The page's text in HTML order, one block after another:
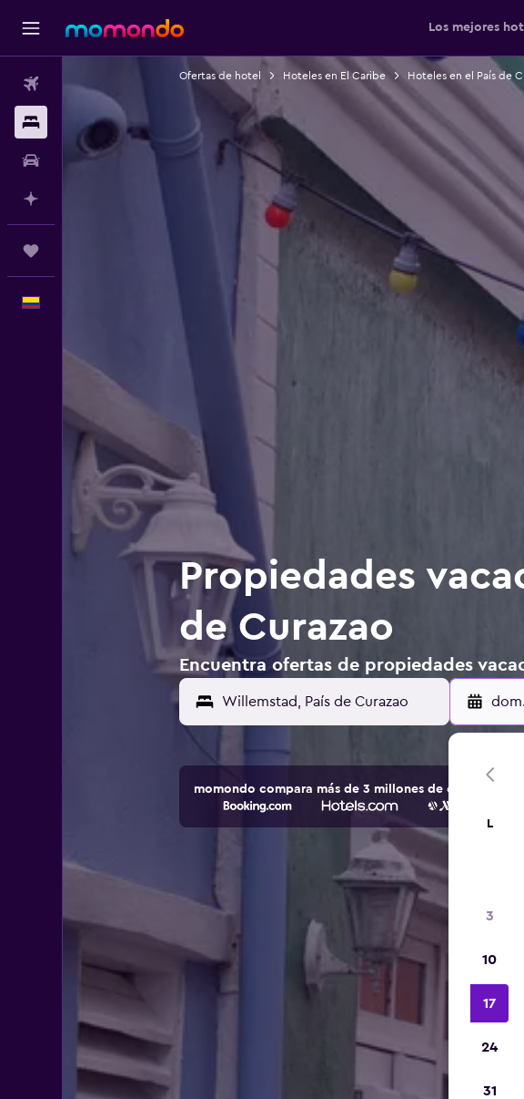
Los mejores
Vuelos
Alojamientos
Carros
Ofertas de hotel Hoteles en El Caribe Hoteles en el País de
Propiedades
de Curazao
Encuentra ofertas de propiedades
momondo compara más de 3 millones de opciones de
L
3
10
17
24
31